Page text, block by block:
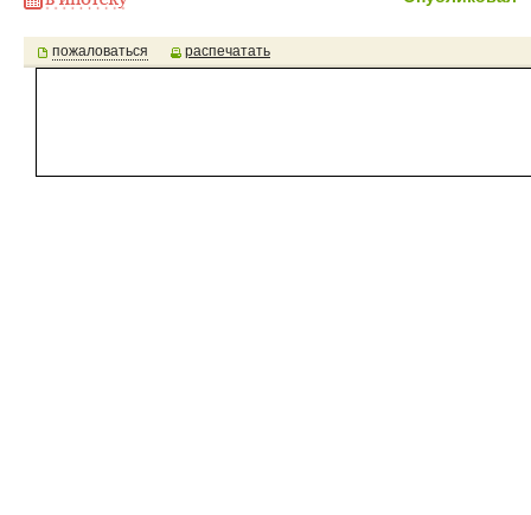
распечатать
пожаловаться